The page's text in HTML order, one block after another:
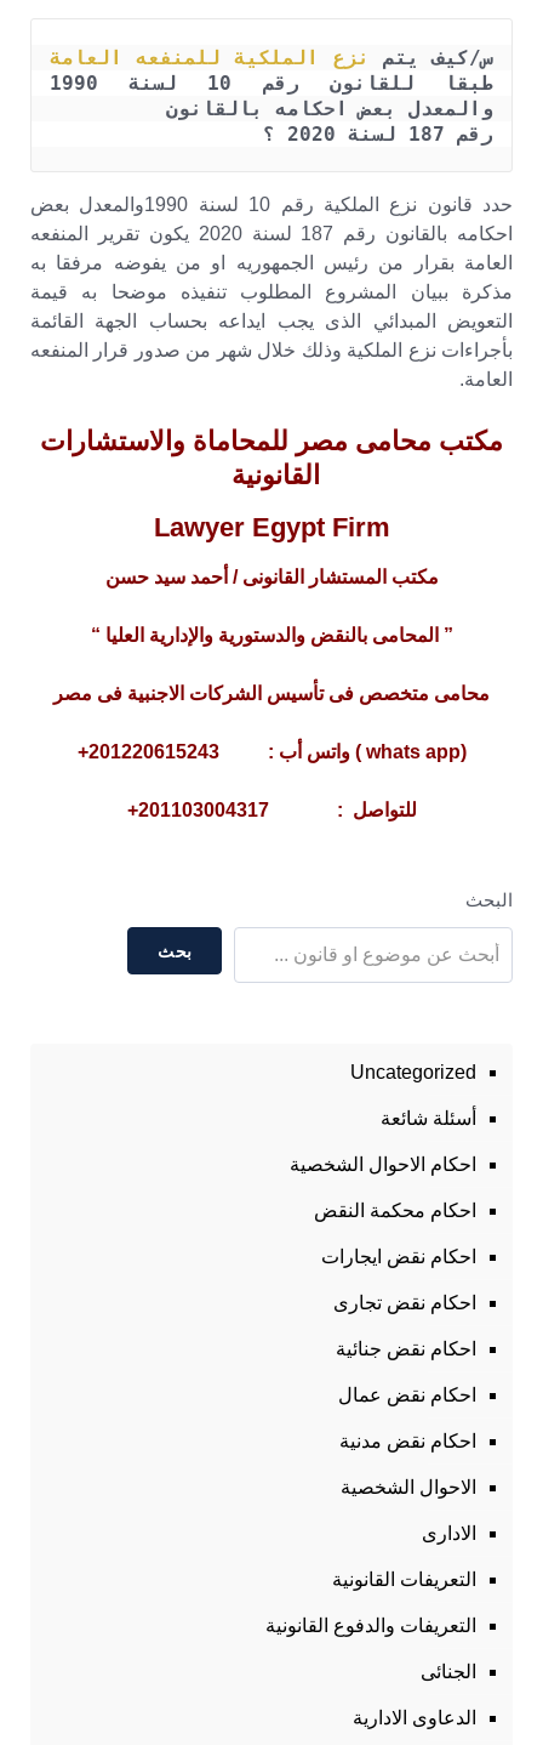
س/كيف يتم
نزع الملكية للمنفعه العامة
رقم 187 لسنة 2020 ؟
حدد قانون نزع الملكية رقم 10 لسنة 1990والمعدل بعض
احكامه بالقانون رقم 187 لسنة 2020 يكون تقرير المنفعه
العامة بقرار من رئيس الجمهوريه او من يفوضه مرفقا به
مذكرة ببيان المشروع المطلوب تنفيذه موضحا به قيمة
التعويض المبدائي الذى يجب ايداعه بحساب الجهة القائمة
بأجراءات نزع الملكية وذلك خلال شهر من صدور قرار المنفعه
العامة.
مكتب محامى مصر للمحاماة والاستشارات
القانونية
Lawyer Egypt Firm
مكتب المستشار القانونى / أحمد سيد حسن
” المحامى بالنقض والدستورية والإدارية العليا “
محامى متخصص فى تأسيس الشركات الاجنبية فى مصر
(whats app ) واتس أب : 201220615243+
للتواصل : 201103004317+
البحث
بحث
Uncategorized
أسئلة شائعة
احكام الاحوال الشخصية
احكام محكمة النقض
احكام نقض ايجارات
احكام نقض تجارى
احكام نقض جنائية
احكام نقض عمال
احكام نقض مدنية
الاحوال الشخصية
الادارى
التعريفات القانونية
التعريفات والدفوع القانونية
الجنائى
الدعاوى الادارية